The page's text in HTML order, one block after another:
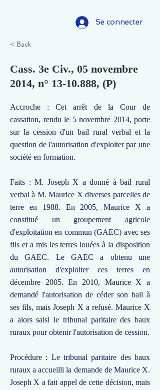
Se connecter
< Back
Cass. 3e Civ., 05 novembre
2014, n° 13-10.888, (P)
Accroche : Cet arrêt de la Cour de
cassation, rendu le 5 novembre 2014, porte
sur la cession d'un bail rural verbal et la
question de l'autorisation d'exploiter par une
société en formation.
Faits : M. Joseph X a donné à bail rural
verbal à M. Maurice X diverses parcelles de
terre en 1988. En 2005, Maurice X a
constitué un groupement agricole
d'exploitation en commun (GAEC) avec ses
fils et a mis les terres louées à la disposition
du GAEC. Le GAEC a obtenu une
autorisation d'exploiter ces terres en
décembre 2005. En 2010, Maurice X a
demandé l'autorisation de céder son bail à
ses fils, mais Joseph X a refusé. Maurice X
a alors saisi le tribunal paritaire des baux
ruraux pour obtenir l'autorisation de cession.
Procédure : Le tribunal paritaire des baux
ruraux a accueilli la demande de Maurice X.
Joseph X a fait appel de cette décision, mais